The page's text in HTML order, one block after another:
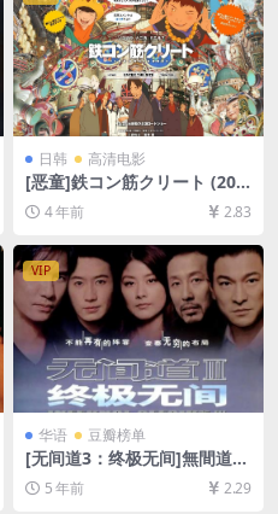
日韩 高清电影
[恶童]鉄コン筋クリート (200
6)[百度网盘+迅雷云盘资源10
80P超清未删减][MP4/6.8GB]
[日语中字]
4 年前 2.83
VIP
华语 豆瓣榜单
[无间道3：终极无间]無間道III
終極無間 (2003) [百度网盘
+迅雷云盘资源1080P超清][M
5 年前 2.29